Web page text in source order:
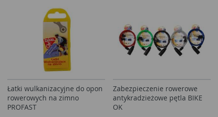
Łatki wulkanizacyjne do opon
rowerowych na zimno
PROFAST
Zabezpieczenie rowerowe
antykradzieżowe pętla BIKE
OK